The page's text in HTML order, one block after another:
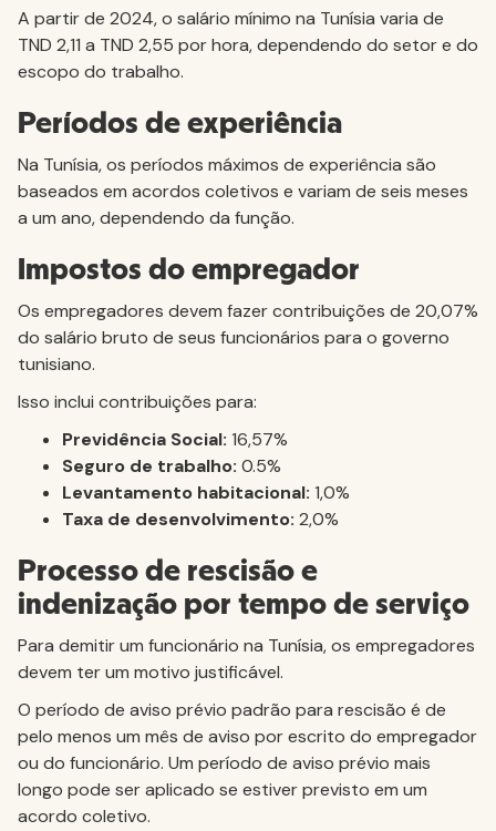
A partir de 2024, o salário mínimo na Tunísia varia de
TND 2,11 a TND 2,55 por hora, dependendo do setor e do
escopo do trabalho.
Períodos de experiência
Na Tunísia, os períodos máximos de experiência são
baseados em acordos coletivos e variam de seis meses
a um ano, dependendo da função.
Impostos do empregador
Os empregadores devem fazer contribuições de 20,07%
do salário bruto de seus funcionários para o governo
tunisiano.
Isso inclui contribuições para:
Previdência Social: 16,57%
Seguro de trabalho: 0.5%
Levantamento habitacional: 1,0%
Taxa de desenvolvimento: 2,0%
Processo de rescisão e
indenização por tempo de serviço
Para demitir um funcionário na Tunísia, os empregadores
devem ter um motivo justificável.
O período de aviso prévio padrão para rescisão é de
pelo menos um mês de aviso por escrito do empregador
ou do funcionário. Um período de aviso prévio mais
longo pode ser aplicado se estiver previsto em um
acordo coletivo.